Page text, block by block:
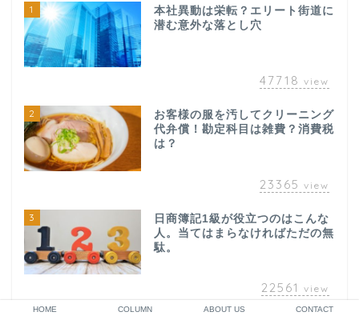
1
本社異動は栄転？エリート街道に
潜む意外な落とし穴
47718 view
2
お客様の服を汚してクリーニング
代弁償！勘定科目は雑費？消費税
は？
23365 view
3
日商簿記1級が役立つのはこんな
人。当てはまらなければただの無
駄。
22561 view
HOME COLUMN ABOUT US CONTACT